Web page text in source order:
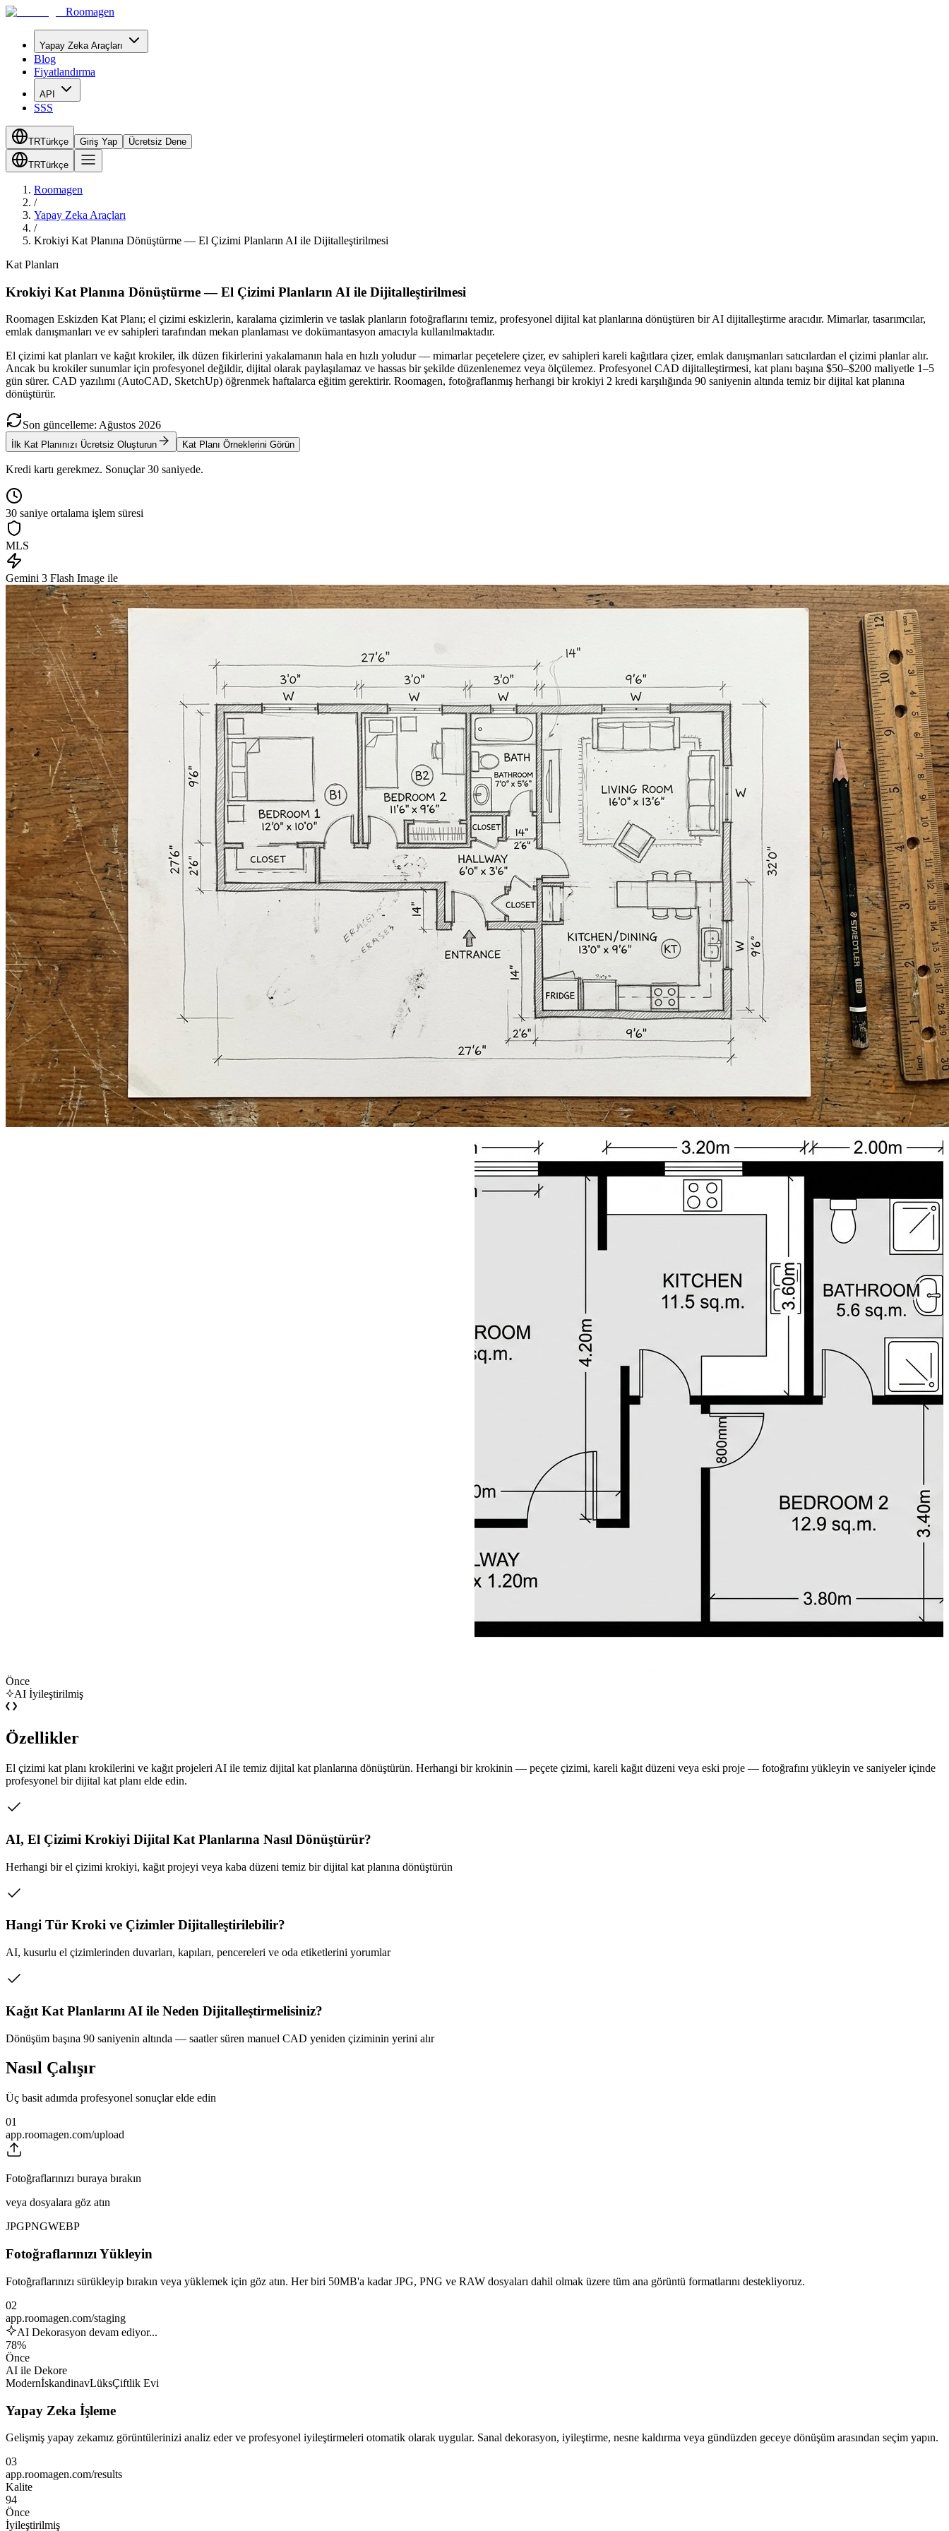
Roomagen
Yapay Zeka Araçları
Blog
Fiyatlandırma
API
SSS
TRTürkçe Giriş Yap Ücretsiz Dene
TRTürkçe
Roomagen
/
Yapay Zeka Araçları
/
Krokiyi Kat Planına Dönüştürme — El Çizimi Planların AI ile Dijitalleştirilmesi
Kat Planları
Krokiyi Kat Planına Dönüştürme — El Çizimi Planların AI ile Dijitalleştirilmesi
Roomagen Eskizden Kat Planı; el çizimi eskizlerin, karalama çizimlerin ve taslak planların fotoğraflarını temiz, profesyonel dijital kat planlarına dönüştüren bir AI dijitalleştirme aracıdır. Mimarlar, tasarımcılar,
emlak danışmanları ve ev sahipleri tarafından mekan planlaması ve dokümantasyon amacıyla kullanılmaktadır.
El çizimi kat planları ve kağıt krokiler, ilk düzen fikirlerini yakalamanın hala en hızlı yoludur — mimarlar peçetelere çizer, ev sahipleri kareli kağıtlara çizer, emlak danışmanları satıcılardan el çizimi planlar alır.
Ancak bu krokiler sunumlar için profesyonel değildir, dijital olarak paylaşılamaz ve hassas bir şekilde düzenlenemez veya ölçülemez. Profesyonel CAD dijitalleştirmesi, kat planı başına $50–$200 maliyetle 1–5
gün sürer. CAD yazılımı (AutoCAD, SketchUp) öğrenmek haftalarca eğitim gerektirir. Roomagen, fotoğraflanmış herhangi bir krokiyi 2 kredi karşılığında 90 saniyenin altında temiz bir dijital kat planına
dönüştürür.
Son güncelleme: Ağustos 2026
İlk Kat Planınızı Ücretsiz Oluşturun Kat Planı Örneklerini Görün
Kredi kartı gerekmez. Sonuçlar 30 saniyede.
30 saniye ortalama işlem süresi
MLS
Gemini 3 Flash Image ile
Önce
AI İyileştirilmiş
Özellikler
El çizimi kat planı krokilerini ve kağıt projeleri AI ile temiz dijital kat planlarına dönüştürün. Herhangi bir krokinin — peçete çizimi, kareli kağıt düzeni veya eski proje — fotoğrafını yükleyin ve saniyeler içinde
profesyonel bir dijital kat planı elde edin.
AI, El Çizimi Krokiyi Dijital Kat Planlarına Nasıl Dönüştürür?
Herhangi bir el çizimi krokiyi, kağıt projeyi veya kaba düzeni temiz bir dijital kat planına dönüştürün
Hangi Tür Kroki ve Çizimler Dijitalleştirilebilir?
AI, kusurlu el çizimlerinden duvarları, kapıları, pencereleri ve oda etiketlerini yorumlar
Kağıt Kat Planlarını AI ile Neden Dijitalleştirmelisiniz?
Dönüşüm başına 90 saniyenin altında — saatler süren manuel CAD yeniden çiziminin yerini alır
Nasıl Çalışır
Üç basit adımda profesyonel sonuçlar elde edin
01
app.roomagen.com/upload
Fotoğraflarınızı buraya bırakın
veya dosyalara göz atın
JPGPNGWEBP
Fotoğraflarınızı Yükleyin
Fotoğraflarınızı sürükleyip bırakın veya yüklemek için göz atın. Her biri 50MB'a kadar JPG, PNG ve RAW dosyaları dahil olmak üzere tüm ana görüntü formatlarını destekliyoruz.
02
app.roomagen.com/staging
AI Dekorasyon devam ediyor...
78%
Önce
AI ile Dekore
ModernİskandinavLüksÇiftlik Evi
Yapay Zeka İşleme
Gelişmiş yapay zekamız görüntülerinizi analiz eder ve profesyonel iyileştirmeleri otomatik olarak uygular. Sanal dekorasyon, iyileştirme, nesne kaldırma veya gündüzden geceye dönüşüm arasından seçim yapın.
03
app.roomagen.com/results
Kalite
94
Önce
İyileştirilmiş